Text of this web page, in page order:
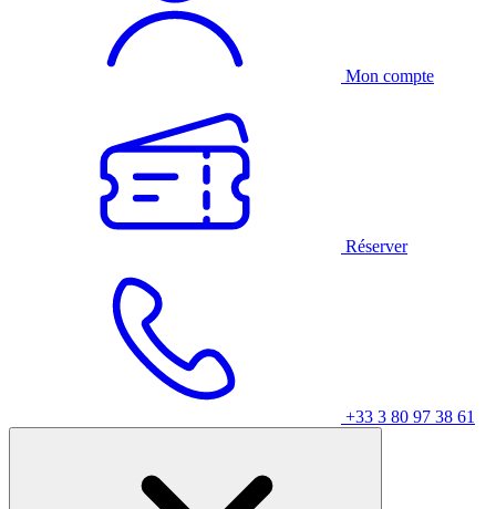
Mon compte
Réserver
+33 3 80 97 38 61